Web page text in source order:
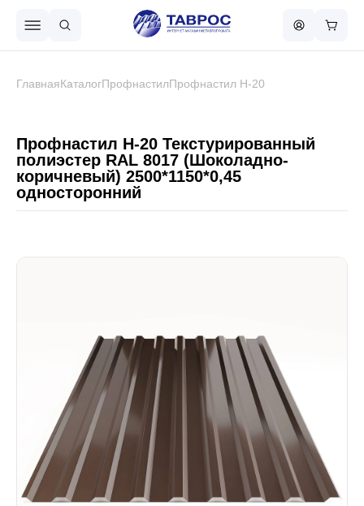
Металлочерепица
Сваи винтовые
Забор
Кровля
ГлавнаяКаталогПрофнастилПрофнастил Н-20
Профнастил Н-20 Текстурированный
полиэстер RAL 8017 (Шоколадно-
коричневый) 2500*1150*0,45
односторонний